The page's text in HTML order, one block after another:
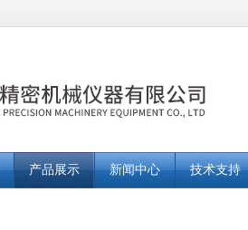
产品展示 新闻中心 技术支持